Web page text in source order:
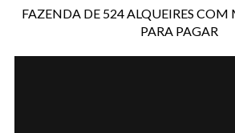
FAZENDA DE 524 ALQUEIRES COM
PARA PAGAR